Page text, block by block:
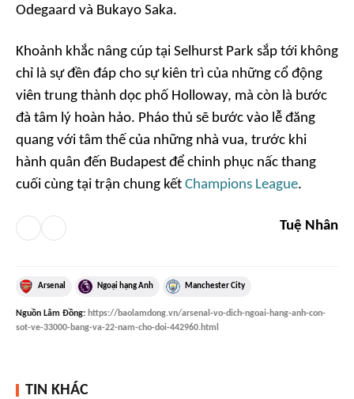
Odegaard và Bukayo Saka.
Khoảnh khắc nâng cúp tại Selhurst Park sắp tới không
chỉ là sự đền đáp cho sự kiên trì của những cổ động
viên trung thành dọc phố Holloway, mà còn là bước
đà tâm lý hoàn hảo. Pháo thủ sẽ bước vào lễ đăng
quang với tâm thế của những nhà vua, trước khi
hành quân đến Budapest để chinh phục nấc thang
cuối cùng tại trận chung kết Champions League.
Tuệ Nhân
Arsenal Ngoại hạng Anh Manchester City
Nguồn Lâm Đồng: https://baolamdong.vn/arsenal-vo-dich-ngoai-hang-anh-con-
sot-ve-33000-bang-va-22-nam-cho-doi-442960.html
TIN KHÁC